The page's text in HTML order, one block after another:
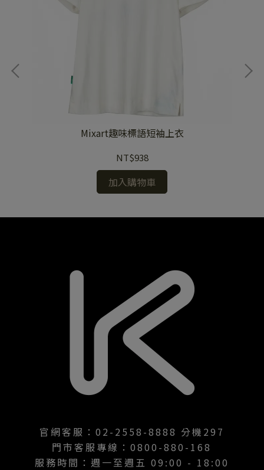
Mixart趣味標語短袖上衣
NT$938
加入購物車
官網客服：02-2558-8888 分機297
門市客服專線：0800-880-168
服務時間：週一至週五 09:00 - 18:00